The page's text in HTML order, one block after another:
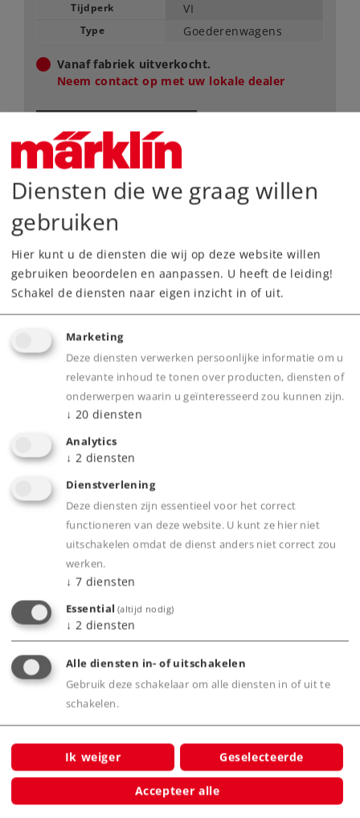
Tijdperk VI
Type Goederenwagens
Vanaf fabriek uitverkocht.
Neem contact op met uw lokale dealer
Dealer zoeken
Downloads
Highlights
Gedetailleerde uitvoering, grotendeels van
metaal.
containertreinen in gebruik voor het
zeehavens.
Containers afneembaar en stapelbaar.
Product
Productinfo
Bijbehorende producten
Diensten die we graag willen
gebruiken
Hier kunt u de diensten die wij op deze website willen
gebruiken beoordelen en aanpassen. U heeft de leiding!
Schakel de diensten naar eigen inzicht in of uit.
Marketing
Deze diensten verwerken persoonlijke informatie om u
relevante inhoud te tonen over producten, diensten of
onderwerpen waarin u geïnteresseerd zou kunnen zijn.
↓ 20 diensten
Analytics
↓ 2 diensten
Dienstverlening
Deze diensten zijn essentieel voor het correct
functioneren van deze website. U kunt ze hier niet
uitschakelen omdat de dienst anders niet correct zou
werken.
↓ 7 diensten
Essential (altijd nodig)
↓ 2 diensten
Alle diensten in- of uitschakelen
Gebruik deze schakelaar om alle diensten in of uit te
schakelen.
Ik weiger Geselecteerde
Accepteer alle